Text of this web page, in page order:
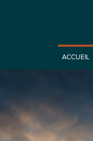
ACCUEIL